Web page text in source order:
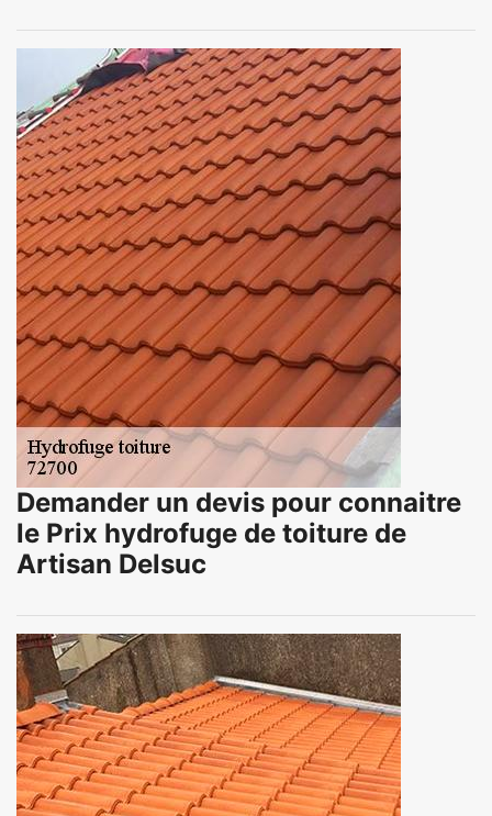
Demander un devis pour connaitre
le Prix hydrofuge de toiture de
Artisan Delsuc